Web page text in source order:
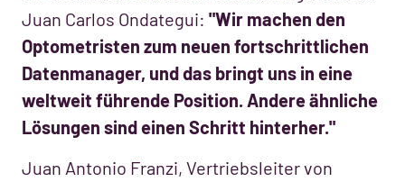
Juan Carlos Ondategui: "Wir machen den
Optometristen zum neuen fortschrittlichen
Datenmanager, und das bringt uns in eine
weltweit führende Position. Andere ähnliche
Lösungen sind einen Schritt hinterher."
Juan Antonio Franzi, Vertriebsleiter von